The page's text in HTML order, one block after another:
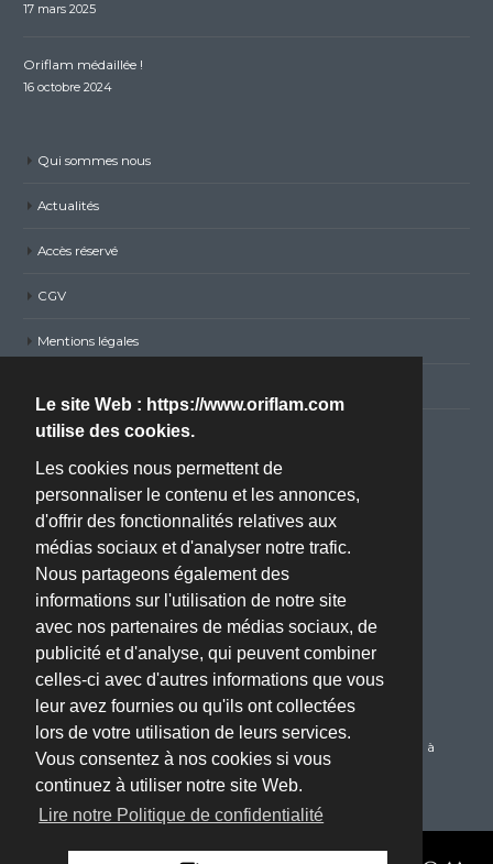
Le site Web : https://www.oriflam.com
utilise des cookies.
Les cookies nous permettent de
personnaliser le contenu et les annonces,
d'offrir des fonctionnalités relatives aux
médias sociaux et d'analyser notre trafic.
Nous partageons également des
informations sur l'utilisation de notre site
avec nos partenaires de médias sociaux, de
publicité et d'analyse, qui peuvent combiner
celles-ci avec d'autres informations que vous
leur avez fournies ou qu'ils ont collectées
lors de votre utilisation de leurs services.
Vous consentez à nos cookies si vous
continuez à utiliser notre site Web.
Lire notre Politique de confidentialité
17 mars 2025
Oriflam médaillée !
16 octobre 2024
Qui sommes nous
Actualités
Accès réservé
CGV
Mentions légales
Nous contacter
Adresse :
ZA BOISSIERE - Avenue de l'Industrie - 34820 TEYRAN
(Montpellier, 34)
Téléphone :
04 67 70 61 22
Email :
oriflam@oriflam.com
Du Lundi au Jeudi de 08h00 à 17h00 le Vendredi de 08h00 à